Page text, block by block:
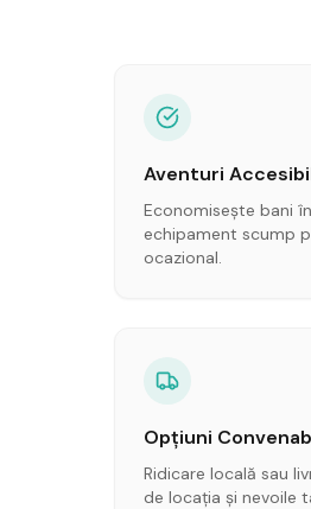
Aventuri
Economisește bani
echipament scump
ocazional.
Opțiuni
Ridicare locală sau
de locația și nevoile